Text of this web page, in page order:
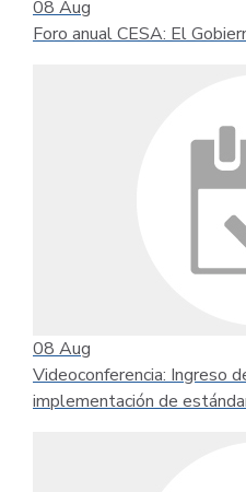
08 Aug
Foro anual CESA: El
08 Aug
Videoconferencia: Ingreso
implementación de